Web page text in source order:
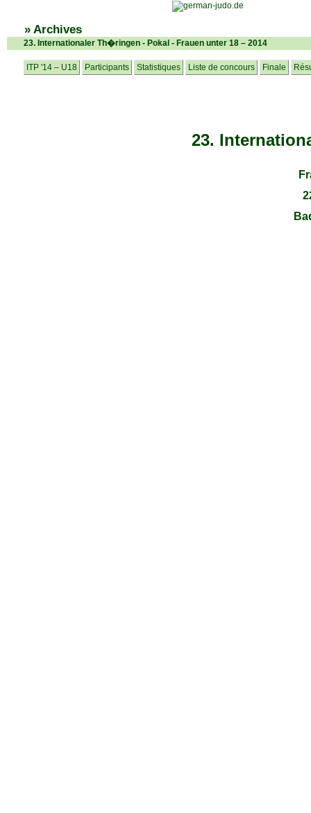
» Archives
23. Internationaler Th�ringen - Pokal - Frauen unter 18 – 2014
ITP '14 – U18 Participants Statistiques Liste de concours Finale
23.